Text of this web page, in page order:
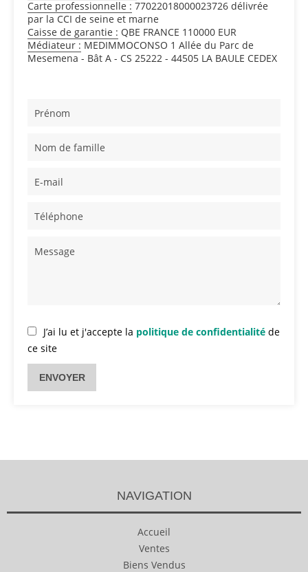
Carte professionnelle : 77022018000023726 délivrée
par la CCI de seine et marne
Caisse de garantie : QBE FRANCE 110000 EUR
Médiateur : MEDIMMOCONSO 1 Allée du Parc de
Mesemena - Bât A - CS 25222 - 44505 LA BAULE CEDEX
J’ai lu et j'accepte la politique de confidentialité de
ce site
ENVOYER
NAVIGATION
Accueil
Ventes
Biens Vendus